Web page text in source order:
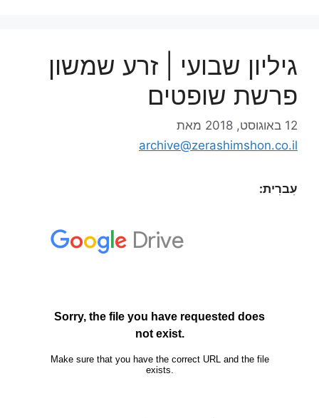
גיליון שבועי | זרע שמשון
פרשת שופטים
12 באוגוסט, 2018
מאת
archive@zerashimshon.co.il
עִברִית: